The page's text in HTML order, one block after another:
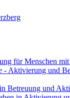
für Menschen
- Aktivierung und
Betreuung und